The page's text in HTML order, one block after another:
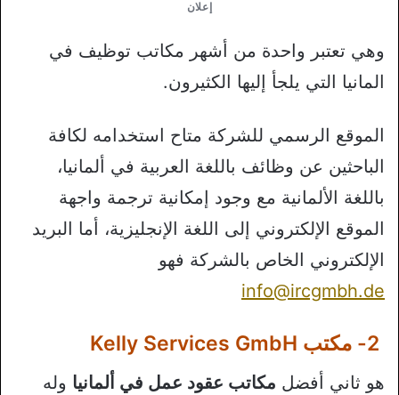
إعلان
وهي تعتبر واحدة من أشهر مكاتب توظيف في
المانيا التي يلجأ إليها الكثيرون.
الموقع الرسمي للشركة متاح استخدامه لكافة
الباحثين عن وظائف باللغة العربية في ألمانيا،
باللغة الألمانية مع وجود إمكانية ترجمة واجهة
الموقع الإلكتروني إلى اللغة الإنجليزية، أما البريد
الإلكتروني الخاص بالشركة فهو
info@ircgmbh.de
2- مكتب Kelly Services GmbH
هو ثاني أفضل مكاتب عقود عمل في ألمانيا وله